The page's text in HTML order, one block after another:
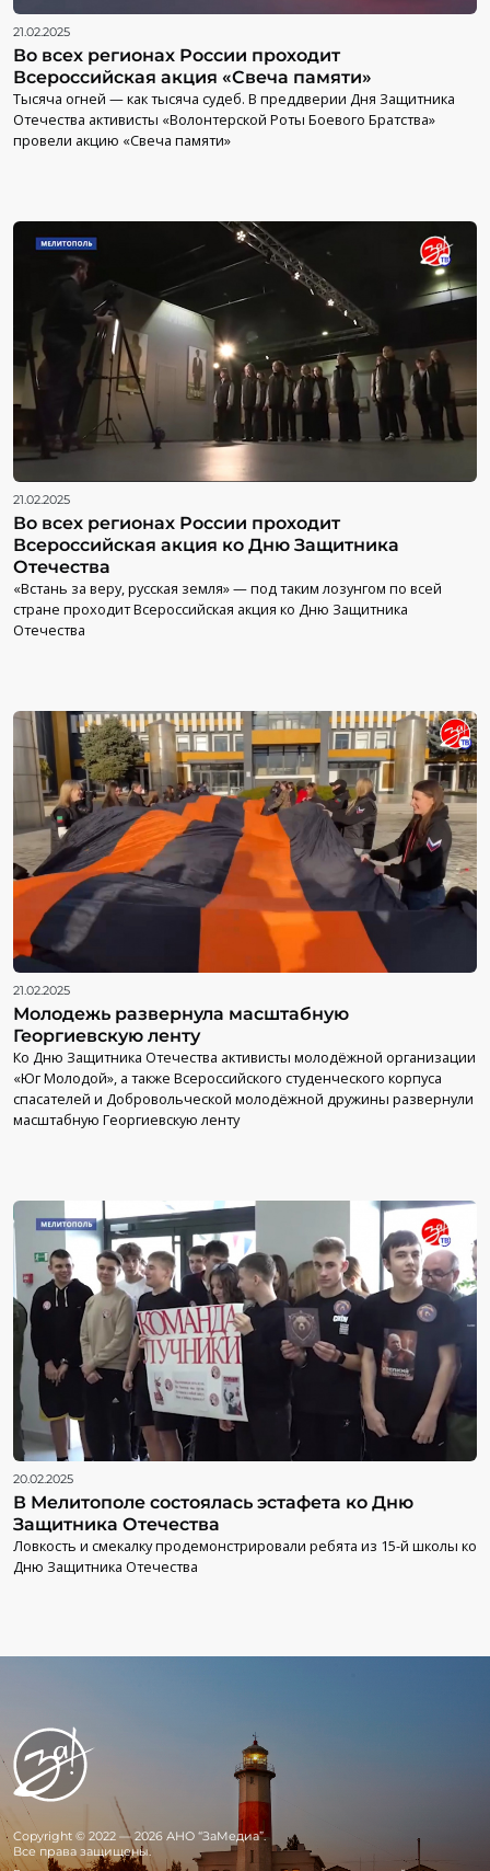
21.02.2025
Во всех регионах России проходит
Всероссийская акция «Свеча памяти»
Тысяча огней — как тысяча судеб. В преддверии Дня Защитника
Отечества активисты «Волонтерской Роты Боевого Братства»
провели акцию «Свеча памяти»
21.02.2025
Во всех регионах России проходит
Всероссийская акция ко Дню Защитника
Отечества
«Встань за веру, русская земля» — под таким лозунгом по всей
стране проходит Всероссийская акция ко Дню Защитника
Отечества
21.02.2025
Молодежь развернула масштабную
Георгиевскую ленту
Ко Дню Защитника Отечества активисты молодёжной организации
«Юг Молодой», а также Всероссийского студенческого корпуса
спасателей и Добровольческой молодёжной дружины развернули
масштабную Георгиевскую ленту
20.02.2025
В Мелитополе состоялась эстафета ко Дню
Защитника Отечества
Ловкость и смекалку продемонстрировали ребята из 15-й школы ко
Дню Защитника Отечества
Copyright © 2022 — 2026 АНО “ЗаМедиа”.
Все права защищены.